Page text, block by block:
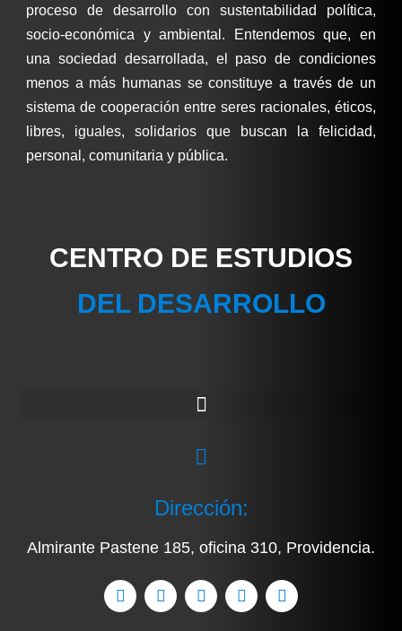
proceso de desarrollo con sustentabilidad política,
socio-económica y ambiental. Entendemos que, en
una sociedad desarrollada, el paso de condiciones
menos a más humanas se constituye a través de un
sistema de cooperación entre seres racionales, éticos,
libres, iguales, solidarios que buscan la felicidad,
personal, comunitaria y pública.
CENTRO DE ESTUDIOS
DEL DESARROLLO
Dirección:
Almirante Pastene 185, oficina 310, Providencia.